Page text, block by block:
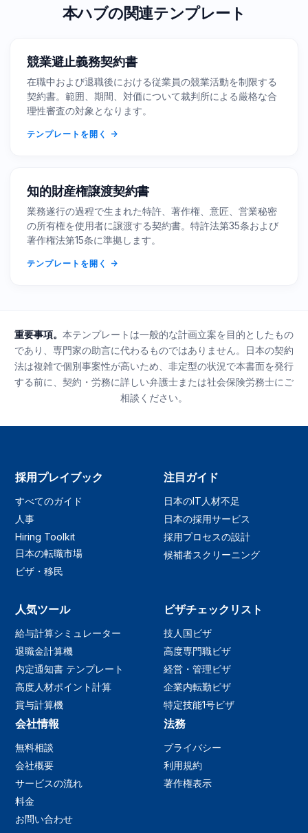
本ハブの関連テンプレート
競業避止義務契約書
在職中および退職後における従業員の競業活動を制限する
契約書。範囲、期間、対価について裁判所による厳格な合
理性審査の対象となります。
テンプレートを開く
知的財産権譲渡契約書
業務遂行の過程で生まれた特許、著作権、意匠、営業秘密
の所有権を使用者に譲渡する契約書。特許法第35条および
著作権法第15条に準拠します。
テンプレートを開く
重要事項。 本テンプレートは一般的な計画立案を目的としたもの
であり、専門家の助言に代わるものではありません。日本の契約
法は複雑で個別事案性が高いため、非定型の状況で本書面を発行
する前に、契約・労務に詳しい弁護士または社会保険労務士にご
相談ください。
採用プレイブック
すべてのガイド
人事
Hiring Toolkit
日本の転職市場
ビザ・移民
注目ガイド
日本のIT人材不足
日本の採用サービス
採用プロセスの設計
候補者スクリーニング
人気ツール
給与計算シミュレーター
退職金計算機
内定通知書 テンプレート
高度人材ポイント計算
賞与計算機
ビザチェックリスト
技人国ビザ
高度専門職ビザ
経営・管理ビザ
企業内転勤ビザ
特定技能1号ビザ
会社情報
無料相談
会社概要
サービスの流れ
料金
お問い合わせ
法務
プライバシー
利用規約
著作権表示